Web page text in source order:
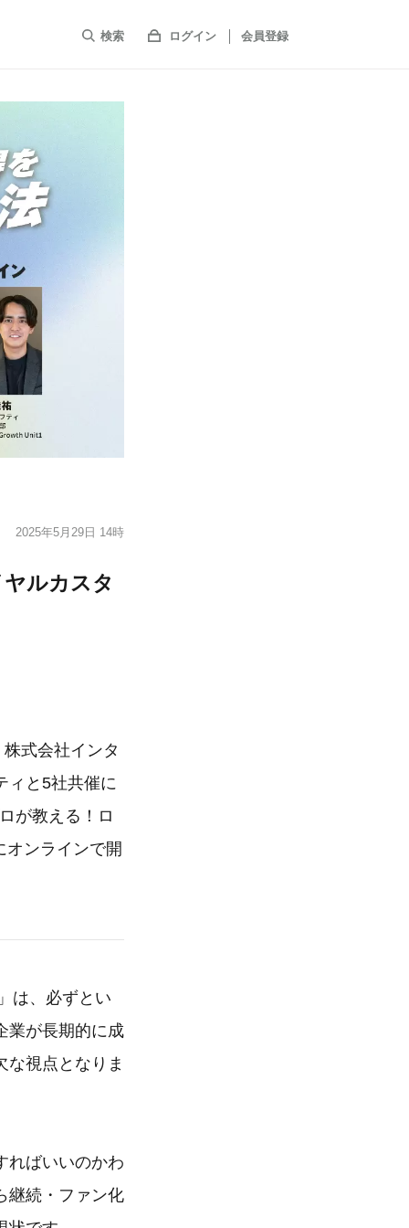
検索 ログイン 会員登録
2025年5月29日 14時
ルカスタ
式会社インタ
ィと5社共催に
が教える！ロ
オンラインで開
は、必ずとい
業が長期的に成
な視点となりま
ればいいのかわ
継続・ファン化